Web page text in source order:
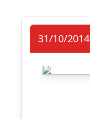
31/10/2014